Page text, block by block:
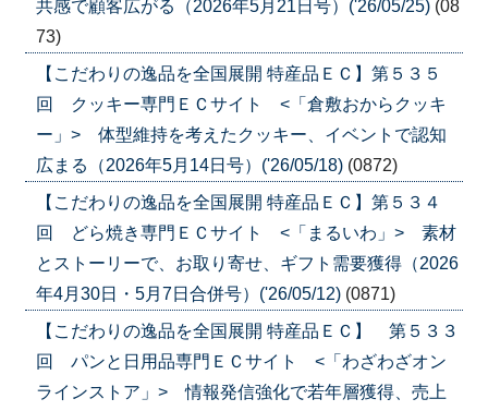
共感で顧客広がる（2026年5月21日号）('26/05/25) (08
73)
【こだわりの逸品を全国展開 特産品ＥＣ】第５３５
回 クッキー専門ＥＣサイト <「倉敷おからクッキ
ー」> 体型維持を考えたクッキー、イベントで認知
広まる（2026年5月14日号）('26/05/18) (0872)
【こだわりの逸品を全国展開 特産品ＥＣ】第５３４
回 どら焼き専門ＥＣサイト <「まるいわ」> 素材
とストーリーで、お取り寄せ、ギフト需要獲得（2026
年4月30日・5月7日合併号）('26/05/12) (0871)
【こだわりの逸品を全国展開 特産品ＥＣ】 第５３３
回 パンと日用品専門ＥＣサイト <「わざわざオン
ラインストア」> 情報発信強化で若年層獲得、売上